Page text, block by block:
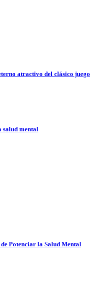
atractivo del clásico juego
salud mental
Potenciar la Salud Mental